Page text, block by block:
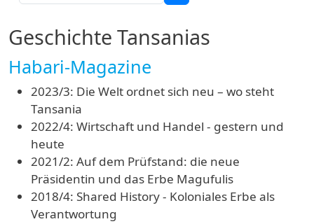
Geschichte Tansanias
Habari-Magazine
2023/3: Die Welt ordnet sich neu – wo steht
Tansania
2022/4: Wirtschaft und Handel - gestern und
heute
2021/2: Auf dem Prüfstand: die neue
Präsidentin und das Erbe Magufulis
2018/4: Shared History - Koloniales Erbe als
Verantwortung